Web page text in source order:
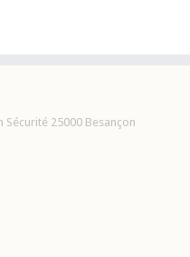
Sécurité 25000 Besançon